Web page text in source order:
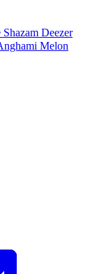
Shazam Deezer
Melon